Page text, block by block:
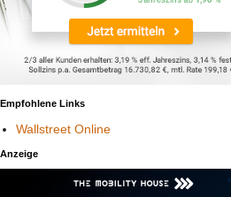
Empfohlene Links
Wallstreet Online
Anzeige